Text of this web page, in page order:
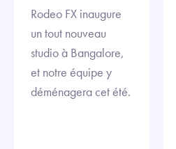
Rodeo FX inaugure
un tout nouveau
studio à Bangalore,
et notre équipe y
déménagera cet été.